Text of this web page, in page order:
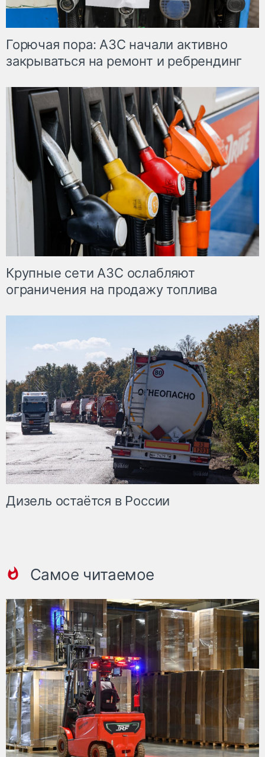
Горючая пора: АЗС начали активно
закрываться на ремонт и ребрендинг
Крупные сети АЗС ослабляют
ограничения на продажу топлива
Дизель остаётся в России
Самое читаемое